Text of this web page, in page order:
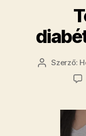
Bejegyzés
Szerző: